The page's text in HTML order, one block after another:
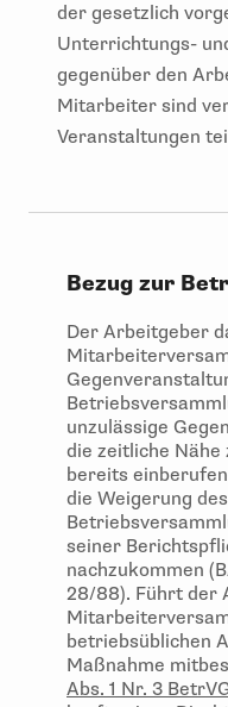
der gesetzlich
Unterrichtungs-
gegenüber den
Mitarbeiter sind
Veranstaltungen
Bezug zur
Der Arbeitgeber
unzulässige
die zeitliche
bereits
die Weigerung
seiner
nachzukommen
28/88). Führt der
betriebsüblichen
Maßnahme
Abs. 1 Nr. 3